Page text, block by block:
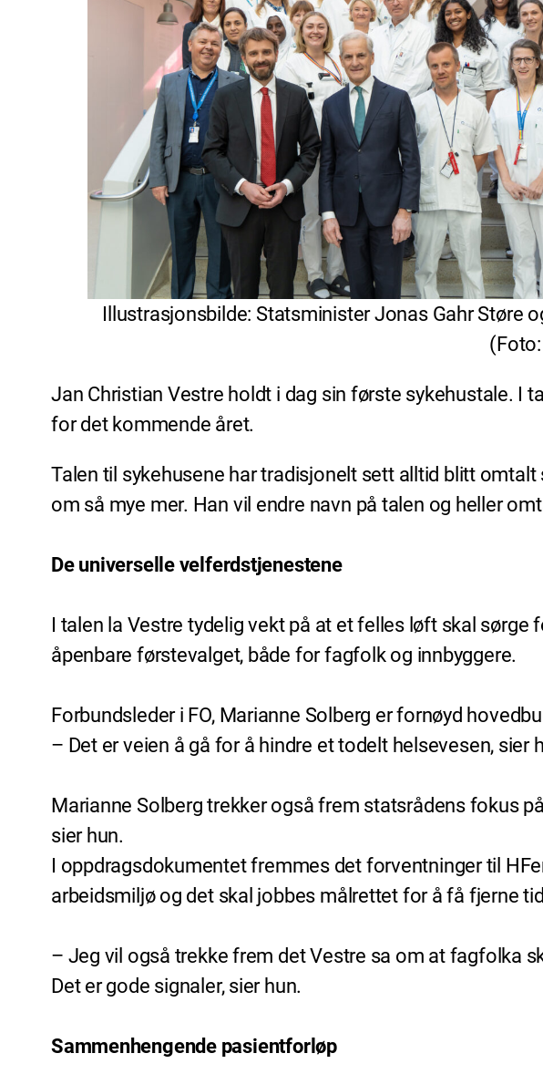
Illustrasjonsbilde: Statsminister Jonas Gahr Støre
Jan Christian Vestre holdt i dag sin første sykehustale. I
for det kommende året.
Talen til sykehusene har tradisjonelt sett alltid blitt
om så mye mer. Han vil endre navn på talen og heller
De universelle velferdstjenestene
I talen la Vestre tydelig vekt på at et felles løft skal
åpenbare førstevalget, både for fagfolk og innbyggere.
Forbundsleder i FO, Marianne Solberg er fornøyd
– Det er veien å gå for å hindre et todelt helsevesen, sier
Marianne Solberg trekker også frem statsrådens fokus
sier hun.
I oppdragsdokumentet fremmes det forventninger til
arbeidsmiljø og det skal jobbes målrettet for å få fjerne
– Jeg vil også trekke frem det Vestre sa om at fagfolka
Det er gode signaler, sier hun.
Sammenhengende pasientforløp